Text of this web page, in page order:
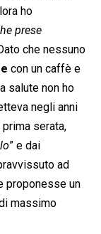
ho
prese
che nessuno
con un caffè e
salute non ho
negli anni
prima serata,
” e dai
ad
proponesse un
massimo